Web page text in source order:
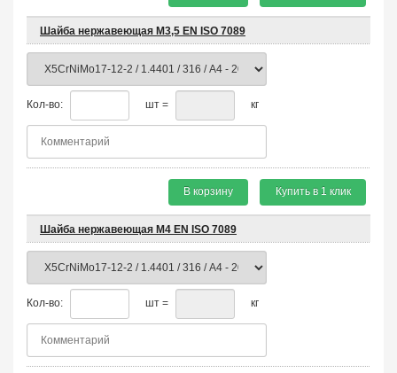
Шайба нержавеющая М3,5 EN ISO 7089
Кол-во: шт = кг
В корзину Купить в 1 клик
Шайба нержавеющая М4 EN ISO 7089
Кол-во: шт = кг